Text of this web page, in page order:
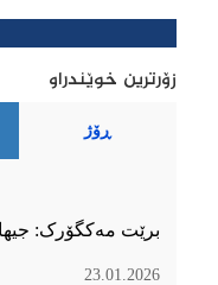
زۆرترین خوێندراو
ڕۆژ
برێت مەکگۆرک:
23.01.2026